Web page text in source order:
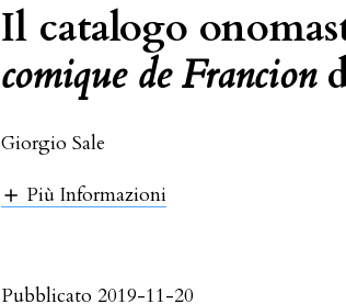
Il catalogo
comique de Francion
Giorgio Sale
Più Informazioni
Pubblicato 2019-11-20